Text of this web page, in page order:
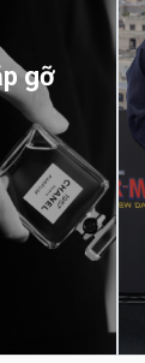
gỡ